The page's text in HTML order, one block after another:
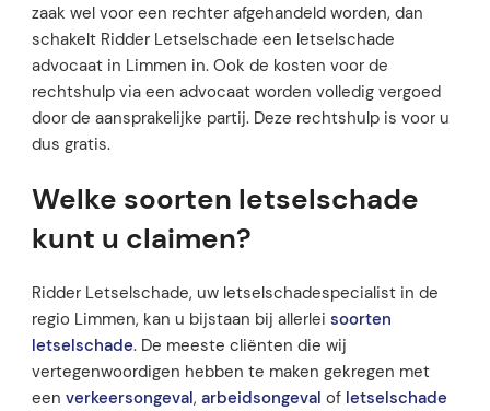
zaak wel voor een rechter afgehandeld worden, dan
schakelt Ridder Letselschade een letselschade
advocaat in Limmen in. Ook de kosten voor de
rechtshulp via een advocaat worden volledig vergoed
door de aansprakelijke partij. Deze rechtshulp is voor u
dus gratis.
Welke soorten letselschade
kunt u claimen?
Ridder Letselschade, uw letselschadespecialist in de
regio Limmen, kan u bijstaan bij allerlei soorten
letselschade. De meeste cliënten die wij
vertegenwoordigen hebben te maken gekregen met
een verkeersongeval, arbeidsongeval of letselschade